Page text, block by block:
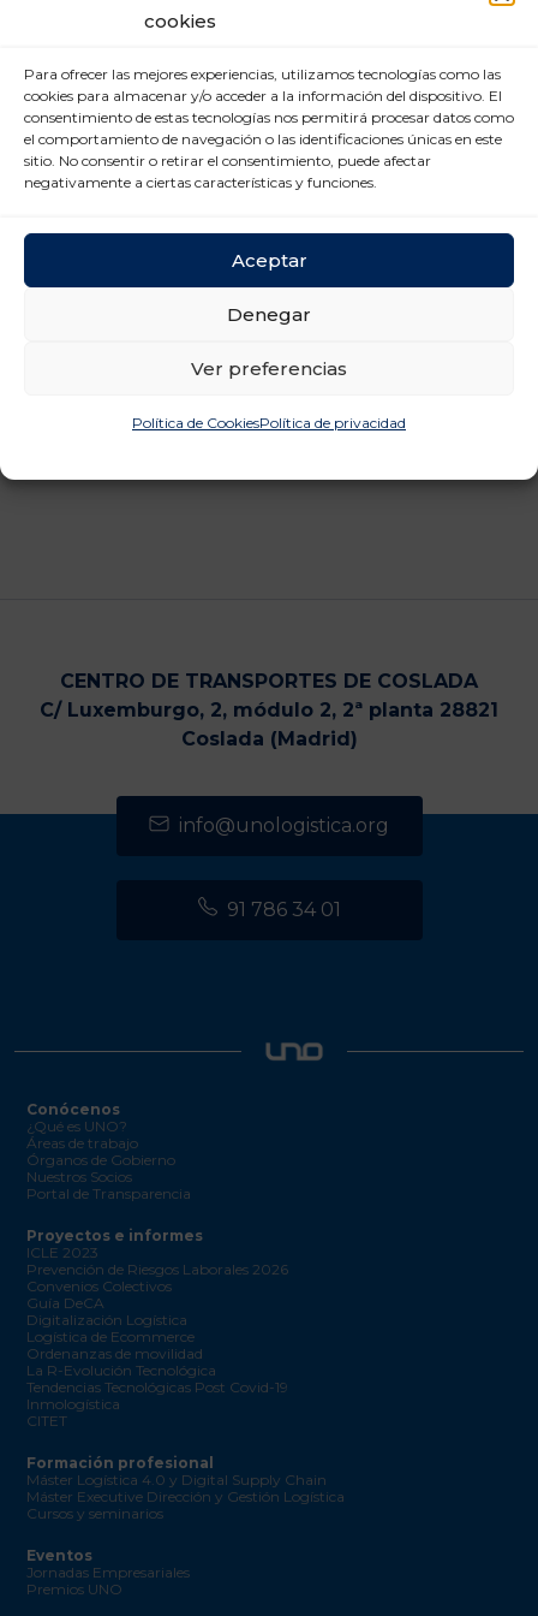
cookies
Para ofrecer las mejores experiencias, utilizamos tecnologías como las
cookies para almacenar y/o acceder a la información del dispositivo. El
consentimiento de estas tecnologías nos permitirá procesar datos como
el comportamiento de navegación o las identificaciones únicas en este
sitio. No consentir o retirar el consentimiento, puede afectar
negativamente a ciertas características y funciones.
Aceptar
Denegar
Ver preferencias
Política de CookiesPolítica de privacidad
Nuevas tecnologías (2)
Laborales (12)
Relaciones laborales (11)
CENTRO DE TRANSPORTES DE COSLADA
C/ Luxemburgo, 2, módulo 2, 2ª planta 28821
Coslada (Madrid)
info@unologistica.org
91 786 34 01
Conócenos
¿Qué es UNO?
Áreas de trabajo
Órganos de Gobierno
Nuestros Socios
Portal de Transparencia
Proyectos e informes
ICLE 2023
Prevención de Riesgos Laborales 2026
Convenios Colectivos
Guía DeCA
Digitalización Logística
Logística de Ecommerce
Ordenanzas de movilidad
La R-Evolución Tecnológica
Tendencias Tecnológicas Post Covid-19
Inmologística
CITET
Formación profesional
Máster Logística 4.0 y Digital Supply Chain
Máster Executive Dirección y Gestión Logística
Cursos y seminarios
Eventos
Jornadas Empresariales
Premios UNO